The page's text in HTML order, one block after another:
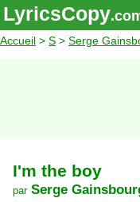
LyricsCopy
Accueil > S > Serge
I'm the boy
par Serge